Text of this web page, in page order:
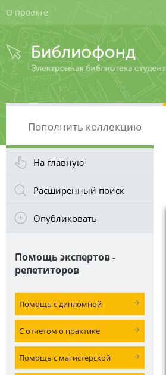
О проекте
Пополнить коллекцию
На главную
Расширенный поиск
Опубликовать
Помощь экспертов -
репетиторов
Помощь с дипломной
С отчетом о практике
Помощь с магистерской